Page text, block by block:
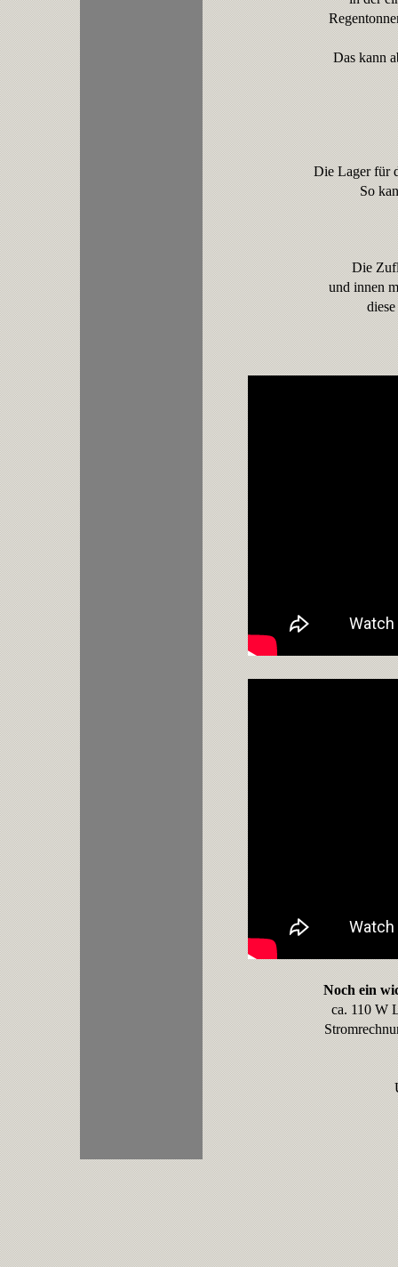
Das kann
Die Lager für
So
Die
und innen
Noch ein
ca. 110 W